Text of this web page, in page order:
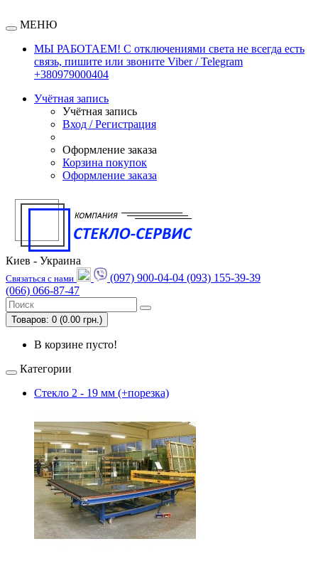
МЕНЮ
МЫ РАБОТАЕМ! С отключениями света не всегда есть
связь, пишите или звоните Viber / Telegram
+380979000404
Учётная запись
Учётная запись
Вход / Регистрация
Оформление заказа
Корзина покупок
Оформление заказа
Киев - Украина
Связаться с нами (097) 900-04-04 (093) 155-39-39
(066) 066-87-47
Товаров: 0 (0.00 грн.)
В корзине пусто!
Категории
Стекло 2 - 19 мм (+порезка)